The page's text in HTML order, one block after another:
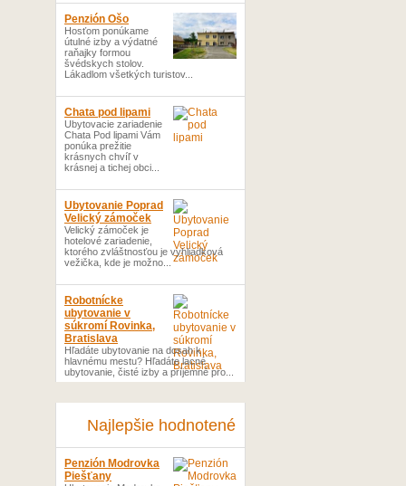
Penzión Ošo
Hosťom ponúkame
útulné izby a výdatné
raňajky formou
švédskych stolov.
Lákadlom všetkých turistov...
Chata pod lipami
Ubytovacie zariadenie
Chata Pod lipami Vám
ponúka prežitie
krásnych chvíľ v
krásnej a tichej obci...
Ubytovanie Poprad
Velický zámoček
Velický zámoček je
hotelové zariadenie,
ktorého zvláštnosťou je vyhliadková
vežička, kde je možno...
Robotnícke
ubytovanie v
súkromí Rovinka,
Bratislava
Hľadáte ubytovanie na dosah k
hlavnému mestu? Hľadáte lacné
ubytovanie, čisté izby a príjemné pro...
Najlepšie hodnotené
Penzión Modrovka
Piešťany